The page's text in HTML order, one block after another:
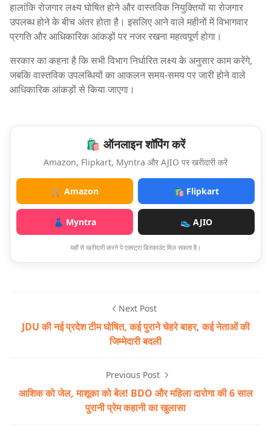
हालांकि रोजगार लक्ष्य घोषित होने और वास्तविक नियुक्तियों या रोजगार
उपलब्ध होने के बीच अंतर होता है। इसलिए आने वाले महीनों में विभागवार
प्रगति और आधिकारिक आंकड़ों पर नजर रखना महत्वपूर्ण होगा।
सरकार का कहना है कि सभी विभाग निर्धारित लक्ष्य के अनुसार काम करेंगे,
जबकि वास्तविक उपलब्धियों का आकलन समय-समय पर जारी होने वाले
आधिकारिक आंकड़ों से किया जाएगा।
🛍️ ऑनलाइन शॉपिंग करें
Amazon, Flipkart, Myntra और AJIO पर खरीदारी करें
🛒 Amazon 🛍️ Flipkart
👗 Myntra 👟 AJIO
यहाँ से खरीदारी करने पे एक्स्ट्रा डिस्काउंट मिल सकता है।
Next Post
JDU की नई प्रदेश टीम घोषित, कई पुराने चेहरे बाहर, कई नेताओं की
जिम्मेदारी बदली
Previous Post
आशिक को जेल, माशूका को बेल! BDO और महिला दारोगा की 6 साल
पुरानी प्रेम कहानी का खुलासा